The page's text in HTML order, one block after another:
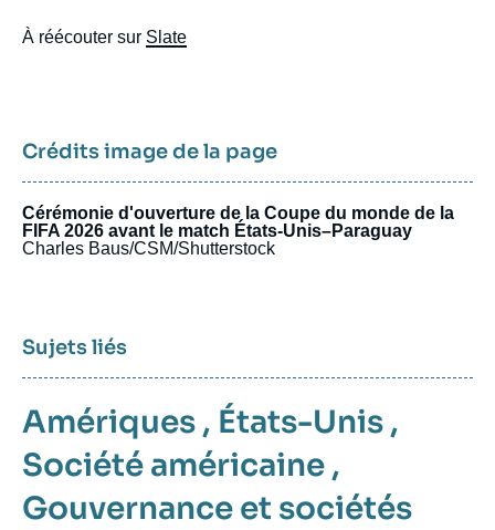
À réécouter sur Slate
Crédits image de la page
Cérémonie d'ouverture de la Coupe du monde de la
FIFA 2026 avant le match États-Unis–Paraguay
Charles Baus/CSM/Shutterstock
Sujets liés
Amériques , États-Unis ,
Société américaine ,
Gouvernance et sociétés